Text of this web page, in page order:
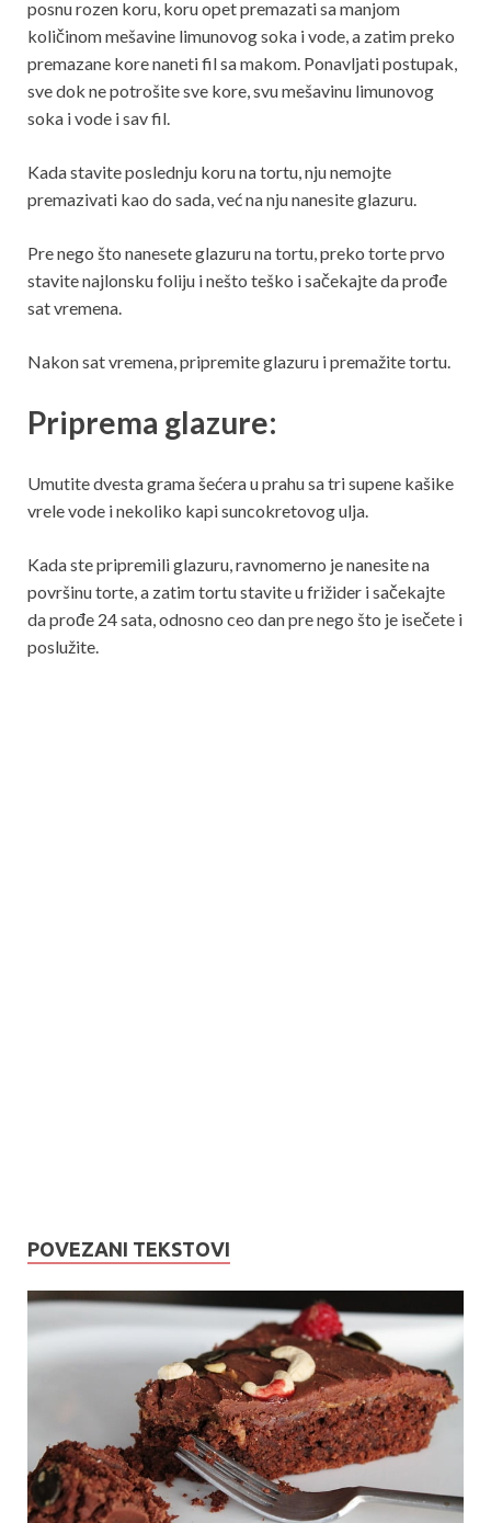
posnu rozen koru, koru opet premazati sa manjom
količinom mešavine limunovog soka i vode, a zatim preko
premazane kore naneti fil sa makom. Ponavljati postupak,
sve dok ne potrošite sve kore, svu mešavinu limunovog
soka i vode i sav fil.
Kada stavite poslednju koru na tortu, nju nemojte
premazivati kao do sada, već na nju nanesite glazuru.
Pre nego što nanesete glazuru na tortu, preko torte prvo
stavite najlonsku foliju i nešto teško i sačekajte da prođe
sat vremena.
Nakon sat vremena, pripremite glazuru i premažite tortu.
Priprema glazure:
Umutite dvesta grama šećera u prahu sa tri supene kašike
vrele vode i nekoliko kapi suncokretovog ulja.
Kada ste pripremili glazuru, ravnomerno je nanesite na
površinu torte, a zatim tortu stavite u frižider i sačekajte
da prođe 24 sata, odnosno ceo dan pre nego što je isečete i
poslužite.
POVEZANI TEKSTOVI